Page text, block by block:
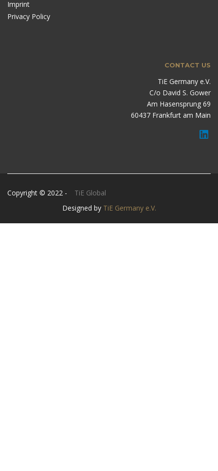
Imprint
Privacy Policy
CONTACT US
TiE Germany e.V.
C/o David S. Gower
Am Hasensprung 69
60437 Frankfurt am Main
Copyright © 2022 -
TiE Global
Designed by TiE Germany e.V.